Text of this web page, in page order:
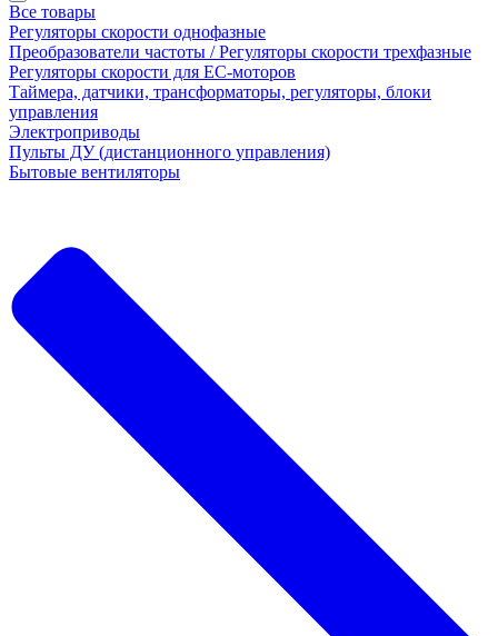
Все товары
Регуляторы скорости однофазные
Преобразователи частоты / Регуляторы скорости трехфазные
Регуляторы скорости для ЕС-моторов
Таймера, датчики, трансформаторы, регуляторы, блоки
управления
Электроприводы
Пульты ДУ (дистанционного управления)
Бытовые вентиляторы